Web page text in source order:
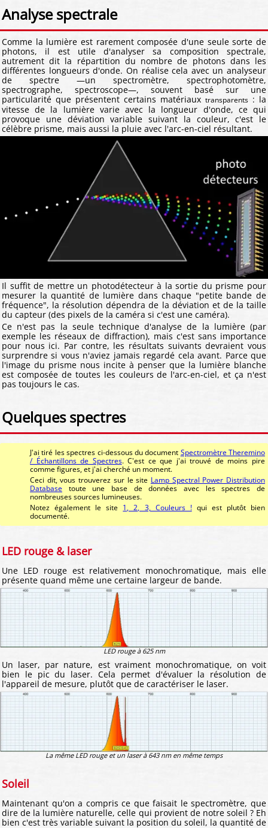
Analyse spectrale
Comme la lumière est rarement composée d'une seule sorte de
photons, il est utile d'analyser sa composition spectrale,
autrement dit la répartition du nombre de photons dans les
différentes longueurs d'onde. On réalise cela avec un analyseur
de spectre —un spectromètre, spectrophotomètre,
spectrographe, spectroscope—, souvent basé sur une
particularité que présentent certains matériaux transparents : la
vitesse de la lumière varie avec la longueur d'onde, ce qui
provoque une déviation variable suivant la couleur, c'est le
célèbre prisme, mais aussi la pluie avec l'arc-en-ciel résultant.
Il suffit de mettre un photodétecteur à la sortie du prisme pour
mesurer la quantité de lumière dans chaque "petite bande de
fréquence", la résolution dépendra de la déviation et de la taille
du capteur (des pixels de la caméra si c'est une caméra).
Ce n'est pas la seule technique d'analyse de la lumière (par
exemple les réseaux de diffraction), mais c'est sans importance
pour nous ici. Par contre, les résultats suivants devraient vous
surprendre si vous n'aviez jamais regardé cela avant. Parce que
l'image du prisme nous incite à penser que la lumière blanche
est composée de toutes les couleurs de l'arc-en-ciel, et ça n'est
pas toujours le cas.
Quelques spectres
J'ai tiré les spectres ci-dessous du document Spectromètre Theremino
/ Échantillons de Spectres. C'est ce que j'ai trouvé de moins pire
comme figures, et j'ai cherché un moment.
Ceci dit, vous trouverez sur le site Lamp Spectral Power Distribution
Database toute une base de données avec les spectres de
nombreuses sources lumineuses.
Notez également le site 1, 2, 3, Couleurs !qui est plutôt bien
documenté.
LED rouge & laser
Une LED rouge est relativement monochromatique, mais elle
présente quand même une certaine largeur de bande.
LED rouge à 625 nm
Un laser, par nature, est vraiment monochromatique, on voit
bien le pic du laser. Cela permet d'évaluer la résolution de
l'appareil de mesure, plutôt que de caractériser le laser.
La même LED rouge et un laser à 643 nm en même temps
Soleil
Maintenant qu'on a compris ce que faisait le spectromètre, que
dire de la lumière naturelle, celle qui provient de notre soleil ? Eh
bien c'est très variable suivant la position du soleil, la quantité de